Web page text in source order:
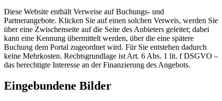
Diese Website enthält Verweise auf Buchungs- und
Partnerangebote. Klicken Sie auf einen solchen Verweis, werden Sie
über eine Zwischenseite auf die Seite des Anbieters geleitet; dabei
kann eine Kennung übermittelt werden, über die eine spätere
Buchung dem Portal zugeordnet wird. Für Sie entstehen dadurch
keine Mehrkosten. Rechtsgrundlage ist Art. 6 Abs. 1 lit. f DSGVO –
das berechtigte Interesse an der Finanzierung des Angebots.
Eingebundene Bilder